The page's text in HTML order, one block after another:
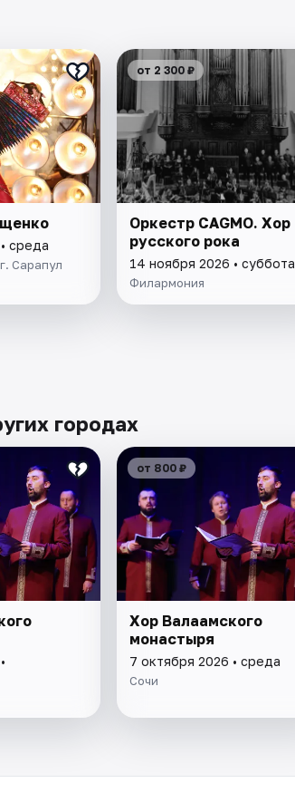
среда
Сарапул
от 2 300 ₽
Оркестр CAGMO. Хор
русского рока
14 ноября 2026 • суббота
Филармония
городах
от 800 ₽
Хор Валаамского
монастыря
7 октября 2026 • среда
Сочи